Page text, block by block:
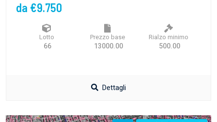
da €9.750
Lotto
66
Prezzo base
13000.00
Rialzo minimo
500.00
Dettagli